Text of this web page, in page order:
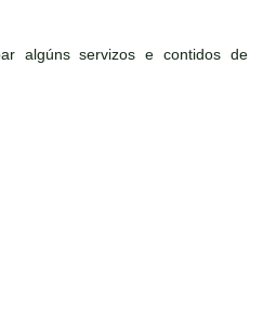
algúns servizos e contidos de